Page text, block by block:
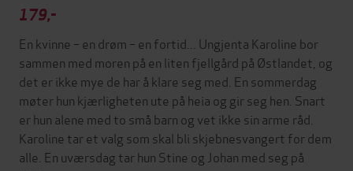
179,-
En kvinne – en drøm – en fortid... Ungjenta Karoline bor
sammen med moren på en liten fjellgård på Østlandet, og
det er ikke mye de har å klare seg med. En sommerdag
møter hun kjærligheten ute på heia og gir seg hen. Snart
er hun alene med to små barn og vet ikke sin arme råd.
Karoline tar et valg som skal bli skjebnesvangert for dem
alle. En uværsdag tar hun Stine og Johan med seg på